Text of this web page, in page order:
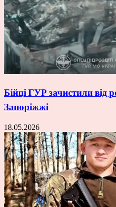
Бійці ГУР зачистили від
Запоріжжі
18.05.2026